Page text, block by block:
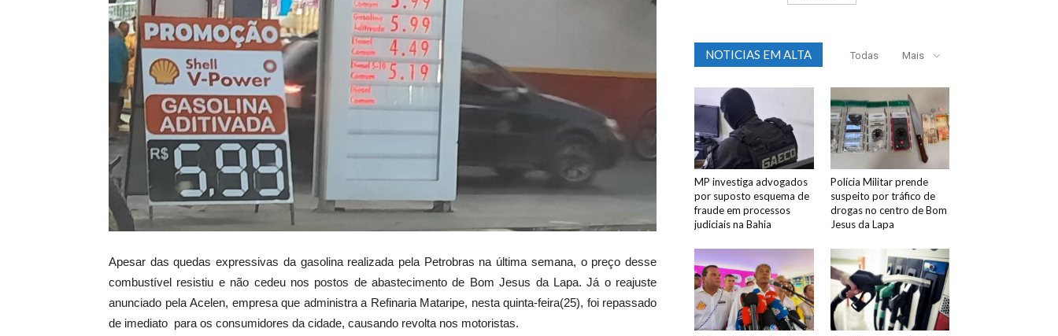
Apesar das quedas expressivas da gasolina realizada pela Petrobras na última semana, o preço desse
combustível resistiu e não cedeu nos postos de abastecimento de Bom Jesus da Lapa. Já o reajuste
anunciado pela Acelen, empresa que administra a Refinaria Mataripe, nesta quinta-feira(25), foi repassado
de imediato para os consumidores da cidade, causando revolta nos motoristas.
NOTICIAS EM ALTA Todas Mais
MP investiga advogados
por suposto esquema de
fraude em processos
judiciais na Bahia
Polícia Militar prende
suspeito por tráfico de
drogas no centro de Bom
Jesus da Lapa